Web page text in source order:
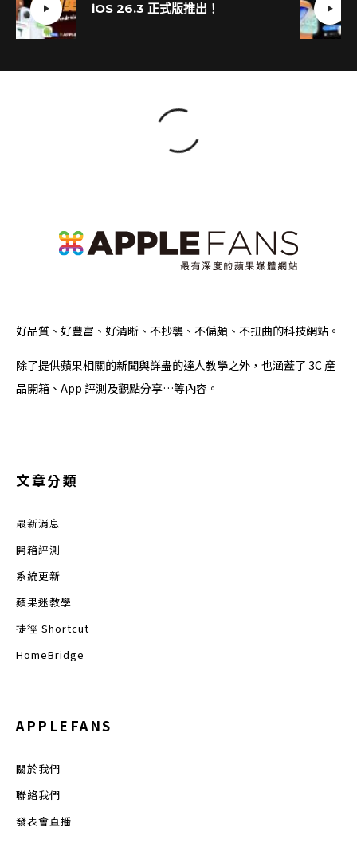
iOS 26.3 正式版推出！
好品質、好豐富、好清晰、不抄襲、不偏頗、不扭曲的科技網站。
除了提供蘋果相關的新聞與詳盡的達人教學之外，也涵蓋了 3C 產
品開箱、App 評測及觀點分享…等內容。
文章分類
最新消息
開箱評測
系統更新
蘋果迷教學
捷徑 Shortcut
HomeBridge
APPLEFANS
關於我們
聯絡我們
發表會直播